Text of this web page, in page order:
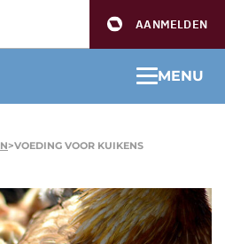
AANMELDEN
MENU
>VOEDING VOOR KUIKENS